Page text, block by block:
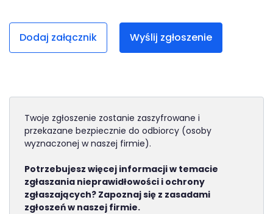
Dodaj załącznik Wyślij zgłoszenie
Twoje zgłoszenie zostanie zaszyfrowane i
przekazane bezpiecznie do odbiorcy (osoby
wyznaczonej w naszej firmie).
Potrzebujesz więcej informacji w temacie
zgłaszania nieprawidłowości i ochrony
zgłaszających? Zapoznaj się z zasadami
zgłoszeń w naszej firmie.